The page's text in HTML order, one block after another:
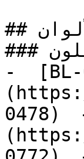
## توافقيات الألوان
### أحادية اللون
-  [BL-
0478)